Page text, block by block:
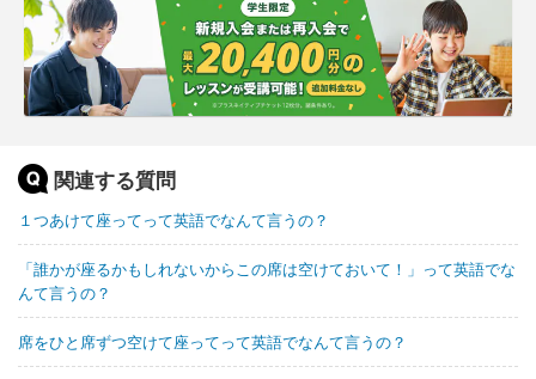
関連する質問
１つあけて座ってって英語でなんて言うの？
「誰かが座るかもしれないからこの席は空けておいて！」って英語でな
んて言うの？
席をひと席ずつ空けて座ってって英語でなんて言うの？